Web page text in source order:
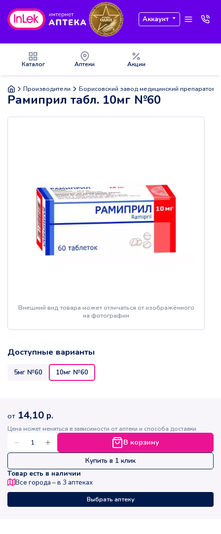
Аккаунт
Каталог Аптеки Акции
Производители Борисовский завод медицинский препаратов
Рамиприл табл. 10мг №60
Внешний вид товара может отличаться от изображённого
на фотографии
Доступные варианты
5мг №60 10мг №60
от 14,10 р.
Цена может меняться в зависимости от аптеки и способа доставки
В корзину
Купить в 1 клик
Товар есть в наличии
Все города – в 3 аптеках
Выбрать аптеку